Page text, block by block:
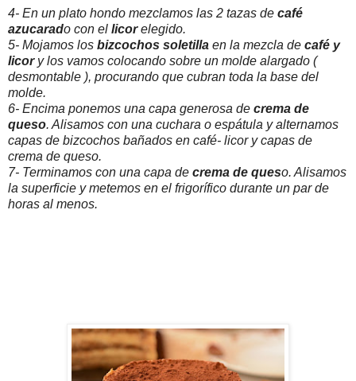
4- En un plato hondo mezclamos las 2 tazas de café
azucarado con el licorelegido.
5- Mojamos los bizcochos soletilla en la mezcla de café y
licory los vamos colocando sobre un molde alargado (
desmontable ), procurando que cubran toda la base del
molde.
6- Encima ponemos una capa generosa de crema de
queso. Alisamos con una cuchara o espátula y alternamos
capas de bizcochos bañados en café- licor y capas de
crema de queso.
7- Terminamos con una capa de crema de queso. Alisamos
la superficie y metemos en el frigorífico durante un par de
horas al menos.